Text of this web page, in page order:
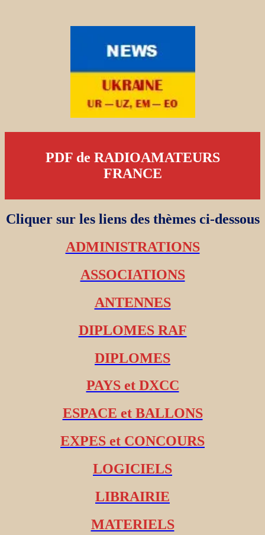
PDF de RADIOAMATEURS
FRANCE
Cliquer sur les liens des thèmes ci-dessous
ADMINISTRATIONS
ASSOCIATIONS
ANTENNES
DIPLOMES RAF
DIPLOMES
PAYS et DXCC
ESPACE et BALLONS
EXPES et CONCOURS
LOGICIELS
LIBRAIRIE
MATERIELS